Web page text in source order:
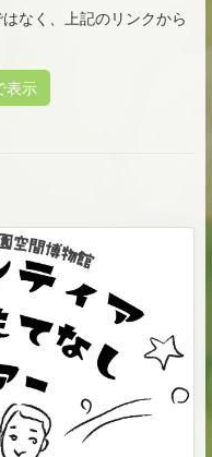
なく、上記のリンクから
表示